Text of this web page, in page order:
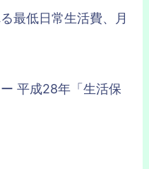
最低日常生活費、月
平成28年「生活保